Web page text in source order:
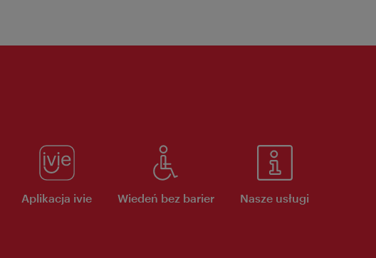
Aplikacja ivie Wiedeń bez barier Nasze usługi